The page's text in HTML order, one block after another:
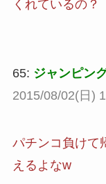
くれているの？
65: ジャンピン
2015/08/02(日)
パチンコ負けて
えるよなw